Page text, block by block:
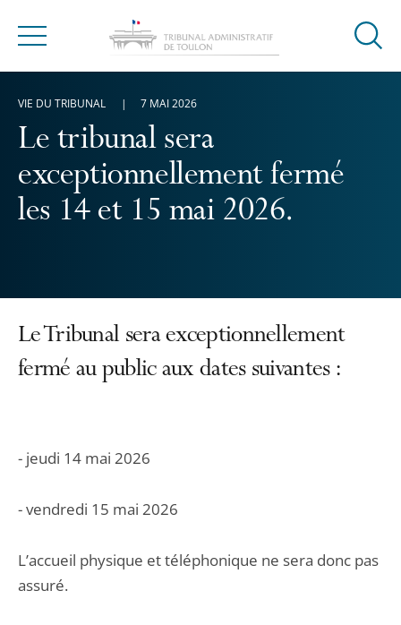
Menu
Ouvrir
Le tribunal sera
exceptionnellement fermé
les 14 et 15 mai 2026.
VIE DU TRIBUNAL 7 MAI 2026
Le Tribunal sera exceptionnellement
fermé au public aux dates suivantes :
- jeudi 14 mai 2026
- vendredi 15 mai 2026
L’accueil physique et téléphonique ne sera donc pas
assuré.